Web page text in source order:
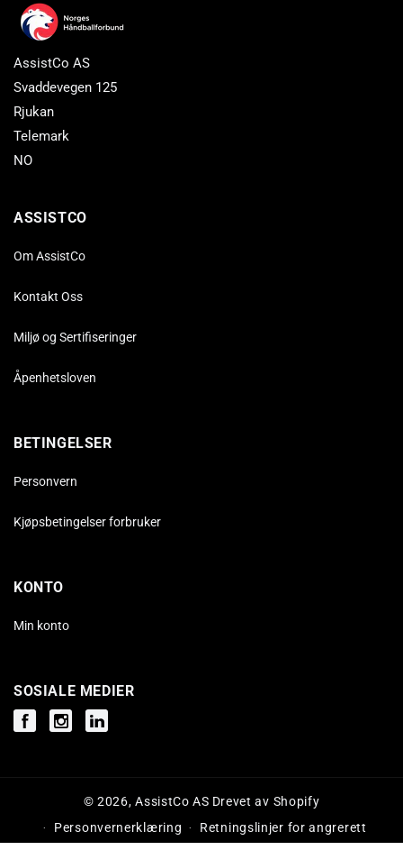
AssistCo AS
Svaddevegen 125
Rjukan
Telemark
NO
ASSISTCO
Om AssistCo
Kontakt Oss
Miljø og Sertifiseringer
Åpenhetsloven
BETINGELSER
Personvern
Kjøpsbetingelser forbruker
KONTO
Min konto
SOSIALE MEDIER
FacebookInstagramInstagram
© 2026,AssistCo AS Drevet av Shopify
Personvernerklæring
Retningslinjer for angrerett